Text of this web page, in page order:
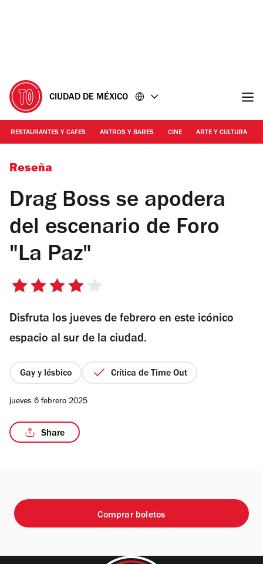
CIUDAD DE MÉXICO
RESTAURANTES Y CAFES ANTROS Y BARES CINE ARTE Y CULTURA
Foto: Cortesía Benjamín DC
Reseña
Drag Boss se apodera
del escenario de Foro
"La Paz"
4
5
estrellas
Disfruta los jueves de febrero en este icónico
espacio al sur de la ciudad.
Gay y lésbico Crítica de Time Out
jueves 6 febrero 2025
Share
Comprar boletos